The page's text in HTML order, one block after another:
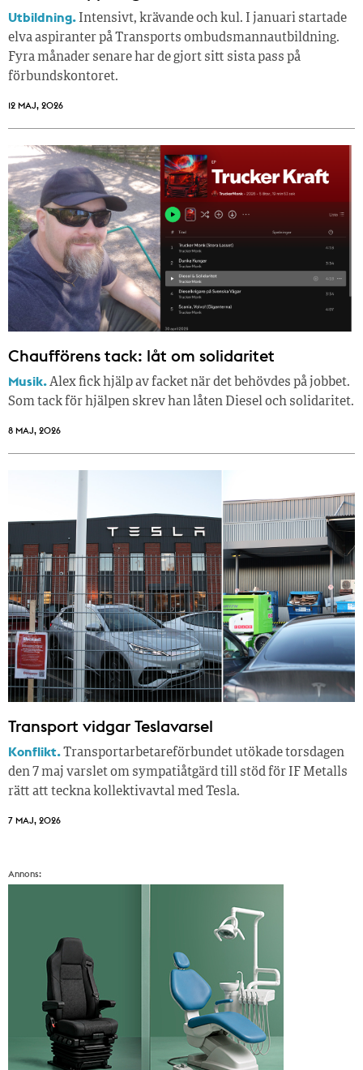
Utbildning. Intensivt, krävande och kul. I januari startade
elva aspiranter på Transports ombudsmannautbildning.
Fyra månader senare har de gjort sitt sista pass på
förbundskontoret.
12 MAJ, 2026
Chaufförens tack: låt om solidaritet
Musik.Alex fick hjälp av facket när det behövdes på jobbet.
Som tack för hjälpen skrev han låten Diesel och solidaritet.
8 MAJ, 2026
Transport vidgar Teslavarsel
Konflikt.Transportarbetareförbundet utökade torsdagen
den 7 maj varslet om sympatiåtgärd till stöd för IF Metalls
rätt att teckna kollektivavtal med Tesla.
7 MAJ, 2026
Annons: